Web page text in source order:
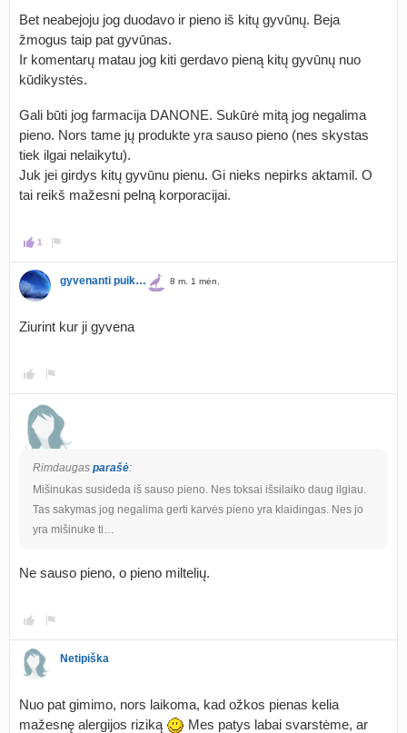
Bet neabejoju jog duodavo ir pieno iš kitų gyvūnų. Beja
žmogus taip pat gyvūnas.
Ir komentarų matau jog kiti gerdavo pieną kitų gyvūnų nuo
kūdikystės.
Gali būti jog farmacija DANONE. Sukūrė mitą jog negalima
pieno. Nors tame jų produkte yra sauso pieno (nes skystas
tiek ilgai nelaikytu).
Juk jei girdys kitų gyvūnu pienu. Gi nieks nepirks aktamil. O
tai reikš mažesni pelną korporacijai.
1
gyvenanti puikiai mylimoji 8 m. 1 mėn.
Ziurint kur ji gyvena
Rimdaugas parašė:
Mišinukas susideda iš sauso pieno. Nes toksai išsilaiko daug ilgiau.
Tas sakymas jog negalima gerti karvės pieno yra klaidingas. Nes jo
yra mišinuke ti…
Ne sauso pieno, o pieno miltelių.
Netipiška
Nuo pat gimimo, nors laikoma, kad ožkos pienas kelia
mažesnę alergijos riziką
Mes patys labai svarstėme, ar